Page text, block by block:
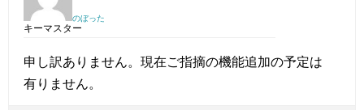
のぼった
キーマスター
申し訳ありません。現在ご指摘の機能追加の予定は
有りません。